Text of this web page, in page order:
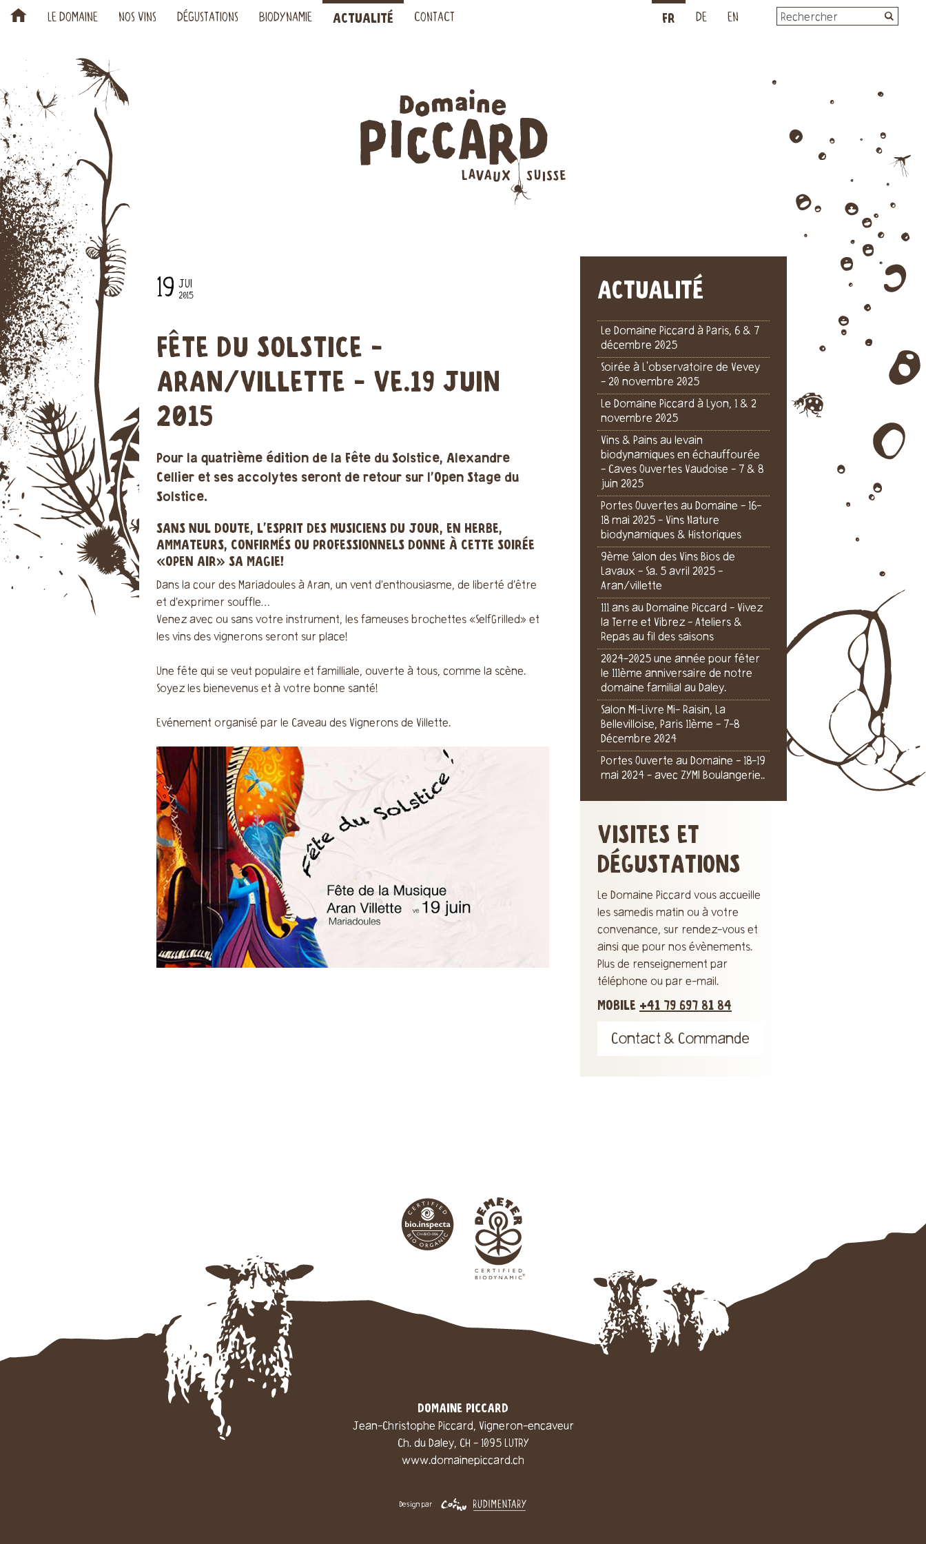
L
H LE DOMAINE NOS VINS DÉGUSTATIONS BIODYNAMIE ACTUALITÉ CONTACT FR DE EN
19 JUI
2015
FÊTE DU SOLSTICE -
ARAN/VILLETTE - VE.19 JUIN
2015
Pour la quatrième édition de la Fête du Solstice, Alexandre
Cellier et ses accolytes seront de retour sur l'Open Stage du
Solstice.
SANS NUL DOUTE, L’ESPRIT DES MUSICIENS DU JOUR, EN HERBE,
AMMATEURS, CONFIRMÉS OU PROFESSIONNELS DONNE À CETTE SOIRÉE
«OPEN AIR» SA MAGIE!
Dans la cour des Mariadoules à Aran, un vent d’enthousiasme, de liberté d’être
et d’exprimer souffle…
Venez avec ou sans votre instrument, les fameuses brochettes «SelfGrilled» et
les vins des vignerons seront sur place!
Une fête qui se veut populaire et familliale, ouverte à tous, comme la scène.
Soyez les bienevenus et à votre bonne santé!
Evénement organisé par le Caveau des Vignerons de Villette.
ACTUALITÉ
Le Domaine Piccard à Paris, 6 & 7
décembre 2025
Soirée à L'observatoire de Vevey
- 20 novembre 2025
Le Domaine Piccard à Lyon, 1 & 2
novembre 2025
Vins & Pains au levain
biodynamiques en échauffourée
- Caves Ouvertes Vaudoise - 7 & 8
juin 2025
Portes Ouvertes au Domaine - 16-
18 mai 2025 - Vins Nature
biodynamiques & Historiques
9ème Salon des Vins Bios de
Lavaux - Sa. 5 avril 2025 -
Aran/villette
111 ans au Domaine Piccard - Vivez
la Terre et Vibrez - Ateliers &
Repas au fil des saisons
2024-2025 une année pour fêter
le 111ème anniversaire de notre
domaine familial au Daley.
Salon Mi-Livre Mi- Raisin, La
Bellevilloise, Paris 11ème - 7-8
Décembre 2024
Portes Ouverte au Domaine - 18-19
mai 2024 - avec ZYMI Boulangerie..
VISITES ET
DÉGUSTATIONS
Le Domaine Piccard vous accueille
les samedis matin ou à votre
convenance, sur rendez-vous et
ainsi que pour nos évènements.
Plus de renseignement par
téléphone ou par e-mail.
MOBILE +41 79 697 81 84
Contact & Commande
DOMAINE PICCARD
Jean-Christophe Piccard, Vigneron-encaveur
Ch. du Daley, CH - 1095 LUTRY
www.domainepiccard.ch
Design par